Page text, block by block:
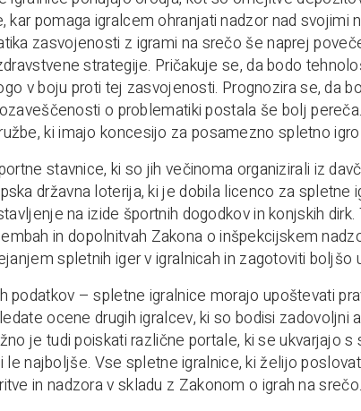
kar pomaga igralcem ohranjati nadzor nad svojimi
zasvojenosti z igrami na srečo še naprej
strategije. Pričakuje se, da bodo
v boju proti tej zasvojenosti. Prognozira se, da
o problematiki postala še bolj
ki imajo koncesijo za posamezno spletno
stavnice, ki so jih večinoma organizirali iz
državna loterija, ki je dobila licenco za spletne
na izide športnih dogodkov in konjskih
in dopolnitvah Zakona o inšpekcijskem
spletnih iger v igralnicah in zagotoviti boljšo
podatkov – spletne igralnice morajo upoštevati
ocene drugih igralcev, ki so bodisi zadovoljni
je tudi poiskati različne portale, ki se ukvarjajo
le najboljše. Vse spletne igralnice, ki želijo
in nadzora v skladu z Zakonom o igrah na srečo.